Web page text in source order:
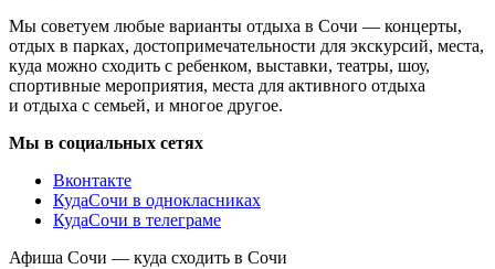
Мы советуем любые варианты отдыха в Сочи — концерты,
отдых в парках, достопримечательности для экскурсий, места,
куда можно сходить с ребенком, выставки, театры, шоу,
спортивные мероприятия, места для активного отдыха
и отдыха с семьей, и многое другое.
Мы в социальных сетях
Вконтакте
КудаСочи в однокласниках
КудаСочи в телеграме
Афиша Сочи — куда сходить в Сочи